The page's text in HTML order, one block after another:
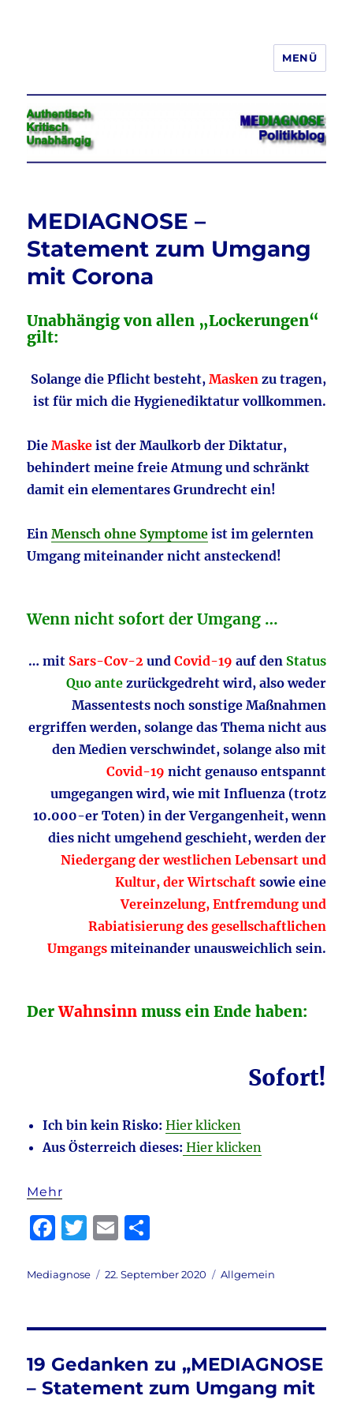
Jeder hat das Recht, seine
Meinung in Wort, Schrift und Bild
frei zu äußern und zu verbreiten
MENÜ
MEDIAGNOSE –
Statement zum Umgang
mit Corona
Unabhängig von allen „Lockerungen“
gilt:
Solange die Pflicht besteht,Maskenzu tragen,
ist für mich die Hygienediktatur vollkommen.
DieMaskeist der Maulkorb der Diktatur,
behindert meine freie Atmung und schränkt
damit ein elementares Grundrecht ein!
EinMensch ohne Symptome ist im gelernten
Umgang miteinander nicht ansteckend!
Wenn nicht sofort der Umgang …
… mit Sars-Cov-2 und Covid-19 auf den Status
Quo antezurückgedreht wird, also weder
Massentests noch sonstige Maßnahmen
ergriffen werden, solange das Thema nicht aus
den Medien verschwindet, solange also mit
Covid-19 nicht genauso entspannt
umgegangen wird, wie mit Influenza (trotz
10.000-er Toten) in der Vergangenheit, wenn
dies nicht umgehend geschieht, werden der
Niedergang der westlichen Lebensart und
Kultur, der Wirtschaft sowie eine
Vereinzelung, Entfremdung und
Rabiatisierung des gesellschaftlichen
Umgangsmiteinander unausweichlich sein.
DerWahnsinn muss ein Ende haben:
Sofort!
Ich bin kein Risko: Hier klicken
Aus Österreich dieses: Hier klicken
Mehr
F
c
b
o
o
T
it
r
E
ai le
Autor
Mediagnose
Veröffentlicht
22. September 2020 Kategorien
Allgemein
19 Gedanken zu „MEDIAGNOSE
– Statement zum Umgang mit